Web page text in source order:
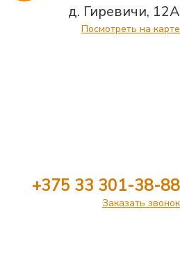
д. Гиревичи, 12А
Посмотреть на карте
+375 33 301-38-88
Заказать звонок